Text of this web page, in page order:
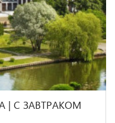
| С ЗАВТРАКОМ